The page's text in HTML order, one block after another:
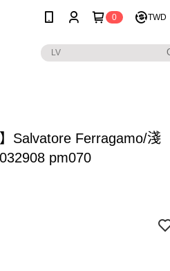
0 TWD
Salvatore Ferragamo/淺
pm070